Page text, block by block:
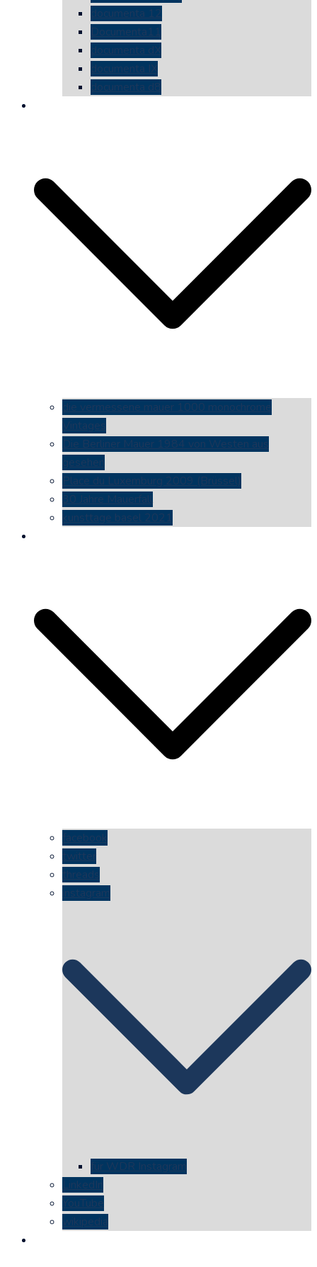
documenta 12
Documenta11
documenta dX
documenta IX
documenta d8
die vermessene mauer 1000 monochrome
Vintages
Die Berliner Mauer 1984 von Westen aus
gesehen
Place du Luxemburg 2009 (Brüssel)
30 Jahre Mauerfall
kunsttage basel 2021
facebook
twitter
threads
instagram
für WDR Instagram
LinkedIn
YouTube
wikipedia